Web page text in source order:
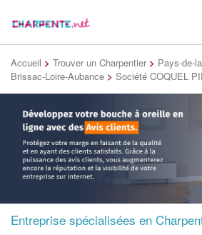
Accueil > Trouver un Charpentier > Pays-de-
Brissac-Loire-Aubance > Société COQUEL
Entreprise spécialisées en